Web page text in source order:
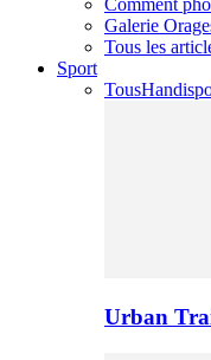
Galerie
Tous les
Sport
Tous
Urban